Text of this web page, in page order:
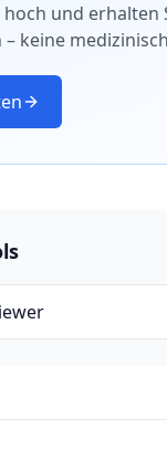
hoch und
keine